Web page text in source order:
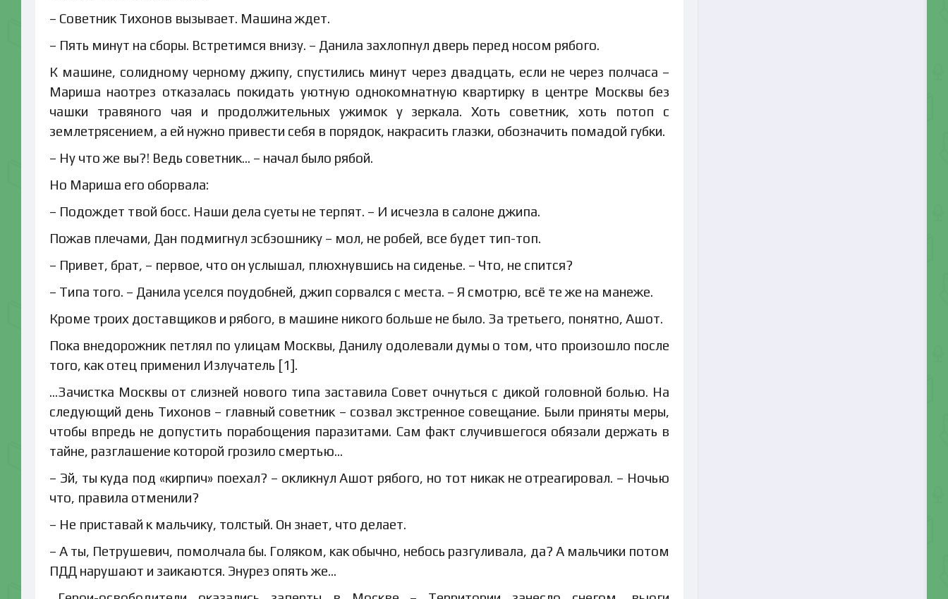
– Советник Тихонов вызывает. Машина ждет.
– Пять минут на сборы. Встретимся внизу. – Данила захлопнул дверь перед носом рябого.
К машине, солидному черному джипу, спустились минут через двадцать, если не через полчаса –
Мариша наотрез отказалась покидать уютную однокомнатную квартирку в центре Москвы без
чашки травяного чая и продолжительных ужимок у зеркала. Хоть советник, хоть потоп с
землетрясением, а ей нужно привести себя в порядок, накрасить глазки, обозначить помадой губки.
– Ну что же вы?! Ведь советник… – начал было рябой.
Но Мариша его оборвала:
– Подождет твой босс. Наши дела суеты не терпят. – И исчезла в салоне джипа.
Пожав плечами, Дан подмигнул эсбэошнику – мол, не робей, все будет тип-топ.
– Привет, брат, – первое, что он услышал, плюхнувшись на сиденье. – Что, не спится?
– Типа того. – Данила уселся поудобней, джип сорвался с места. – Я смотрю, всё те же на манеже.
Кроме троих доставщиков и рябого, в машине никого больше не было. За третьего, понятно, Ашот.
Пока внедорожник петлял по улицам Москвы, Данилу одолевали думы о том, что произошло после
того, как отец применил Излучатель [1].
…Зачистка Москвы от слизней нового типа заставила Совет очнуться с дикой головной болью. На
следующий день Тихонов – главный советник – созвал экстренное совещание. Были приняты меры,
чтобы впредь не допустить порабощения паразитами. Сам факт случившегося обязали держать в
тайне, разглашение которой грозило смертью…
– Эй, ты куда под «кирпич» поехал? – окликнул Ашот рябого, но тот никак не отреагировал. – Ночью
что, правила отменили?
– Не приставай к мальчику, толстый. Он знает, что делает.
– А ты, Петрушевич, помолчала бы. Голяком, как обычно, небось разгуливала, да? А мальчики потом
ПДД нарушают и заикаются. Энурез опять же…